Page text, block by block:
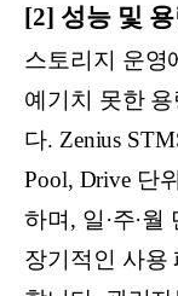
[2] 성능 및
스토리지 운영
예기치 못한
다. Zenius
Pool, Drive 단
하며, 일·주·
장기적인 사용